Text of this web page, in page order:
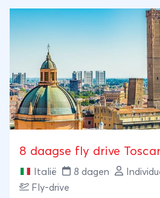
8 daagse fly drive
Italië 8 dagen
Fly-drive